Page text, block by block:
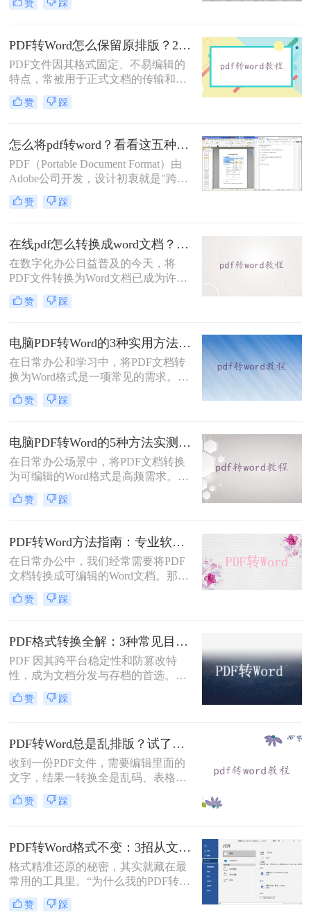
换工具需付费或存在隐私风险，那么
5种完全免费的解决方案。所有方法
均基于官方或开源平台，确保零成
本、无广告、无数据泄露。无需任何
付费，即可实现高质量转换，告别格
式错乱与隐私担忧！
赞 踩
PDF转Word怎么保留原排版？2种方法对比：Adobe Acrobat DC与专业转换软件实测
PDF文件因其格式固定、不易编辑的
特点，常被用于正式文档的传输和存
档。然而，当我们需要编辑PDF内容
时，将其转换为Word文档是常见需
乱，影响使用体验。那么pdf转word怎
么保留原排版呢？本文将介绍两种方
法，帮助你在PDF转Word时尽可能保
留原排版。
赞 踩
怎么将pdf转word？看看这五种转换方法！
PDF（Portable Document Format）由
Adobe公司开发，设计初衷就是"跨设
备一致性呈现"——无论在什么设备
上打开，排版都完全一样。这个优点
用固定坐标记录每个文字、图形的精
确位置，而Word是流式排版，内容从
上到下流动、自动换行。
赞 踩
在线pdf怎么转换成word文档？PDF猫与转转大师2种在线工具使用指南与功能对比！
在数字化办公日益普及的今天，将
PDF文件转换为Word文档已成为许多
职场人士和学生群体的日常需求。
PDF格式虽然便于分享和保持格式一
找到一种高效、便捷的在线转换方法
显得尤为重要。那么在线pdf怎么转换
成word文档呢？本文将介绍两种在线
将PDF转换成Word文档的方法。
赞 踩
电脑PDF转Word的3种实用方法对比：转换软件、Word内置功能与在线工具详解！
在日常办公和学习中，将PDF文档转
换为Word格式是一项常见的需求。
Word文档因其易于编辑和修改的特点
而备受青睐。那么电脑上pdf怎么转换
换成Word的实用方法。
赞 踩
电脑PDF转Word的5种方法实测指南：从在线工具到OCR识别与命令行自动化！
在日常办公场景中，将PDF文档转换
为可编辑的Word格式是高频需求。那
么电脑pdf怎么转换成word呢？本文综
合2025年最新技术动态，系统解析
赞 踩
PDF转Word方法指南：专业软件、在线工具、Word内置与改后缀名4种方案对比！
在日常办公中，我们经常需要将PDF
文档转换成可编辑的Word文档。那么
如何将pdf转换成word呢？本文将介绍
几种常用的PDF转Word的方法，助您
赞 踩
PDF格式转换全解：3种常见目标格式及对应操作方法！
PDF 因其跨平台稳定性和防篡改特
性，成为文档分发与存档的首选。但
当需要编辑内容、调整格式或提取文
本时，将其转换为可编辑的 Word 文
流转换途径。
赞 踩
PDF转Word总是乱排版？试了好几个办法，这几个真的能用！
收到一份PDF文件，需要编辑里面的
文字，结果一转换全是乱码、表格错
位、图片跑偏——这种糟心事估计不
少人都遇到过。其实pdf怎么转换成
的PDF是什么类型、要转几个文件、
对排版要求高不高。本文就按不同场
景，把我自己实际用过、觉得靠谱的
转、批量处理、以及对排版要求高时
赞 踩
PDF转Word格式不变：3招从文件选择到输出设置全流程！
格式精准还原的秘密，其实就藏在最
常用的工具里。“为什么我的PDF转成
Word后，格式全乱了？”——这是小
编在后台收到最多的问题之一。相信
赞 踩